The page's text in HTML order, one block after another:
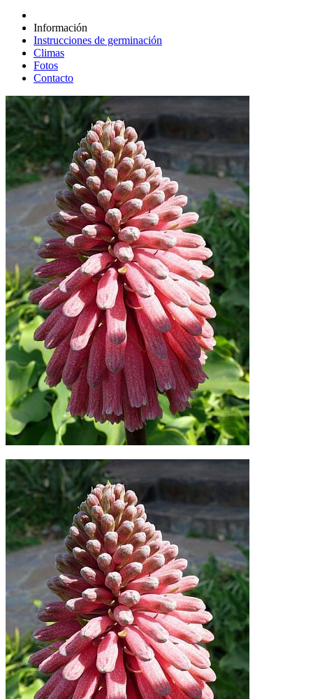
Información
Instrucciones de germinación
Climas
Fotos
Contacto